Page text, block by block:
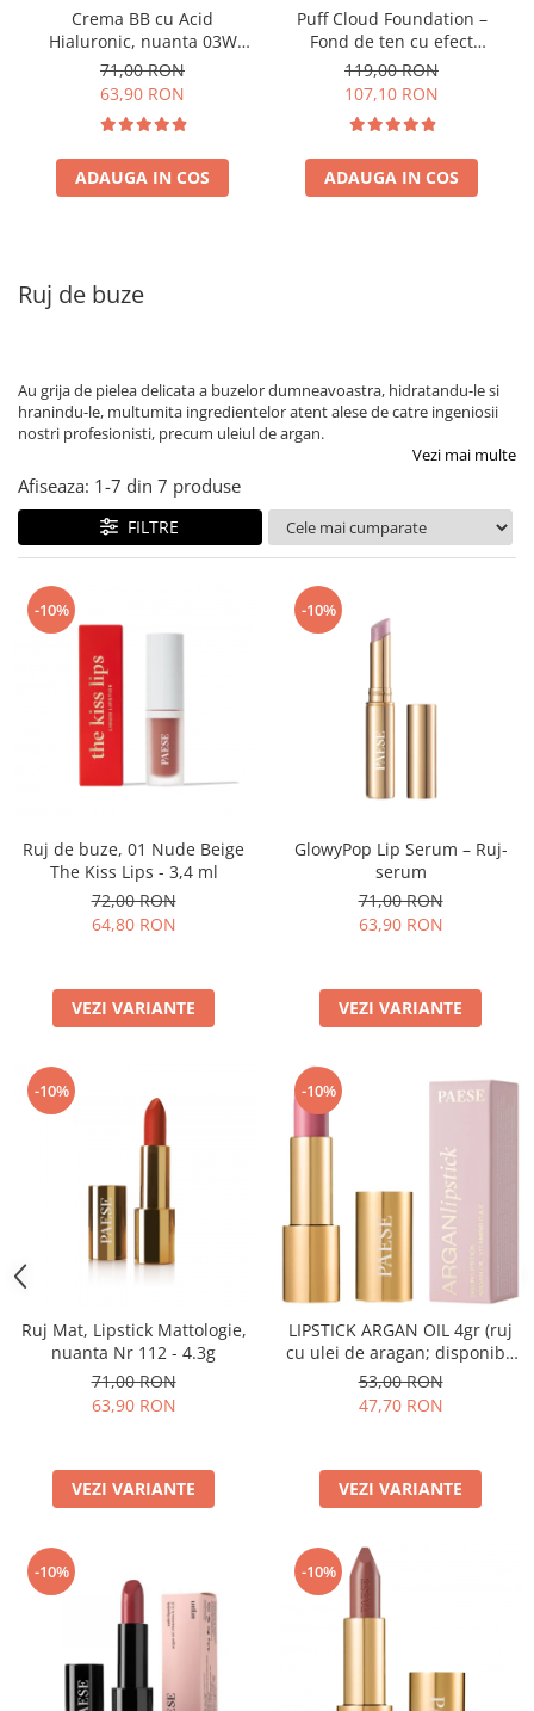
Crema BB cu Acid
Hialuronic, nuanta 03W
NATURAL 30ml
71,00 RON
63,90 RON
ADAUGA IN COS
Puff Cloud Foundation –
Fond de ten cu efect
natural
119,00 RON
107,10 RON
ADAUGA IN COS
Ruj de buze
Au grija de pielea delicata a buzelor dumneavoastra, hidratandu-le si
hranindu-le, multumita ingredientelor atent alese de catre ingeniosii
nostri profesionisti, precum uleiul de argan.
Vezi mai multe
Afiseaza: 1-7 din 7 produse
FILTRE
-10%
Ruj de buze, 01 Nude Beige
The Kiss Lips - 3,4 ml
72,00 RON
64,80 RON
VEZI VARIANTE
-10%
GlowyPop Lip Serum – Ruj-
serum
71,00 RON
63,90 RON
VEZI VARIANTE
-10%
Ruj Mat, Lipstick Mattologie,
nuanta Nr 112 - 4.3g
71,00 RON
63,90 RON
VEZI VARIANTE
-10%
LIPSTICK ARGAN OIL 4gr (ruj
cu ulei de aragan; disponibil
in 18 nuante)
53,00 RON
47,70 RON
VEZI VARIANTE
-10% -10%